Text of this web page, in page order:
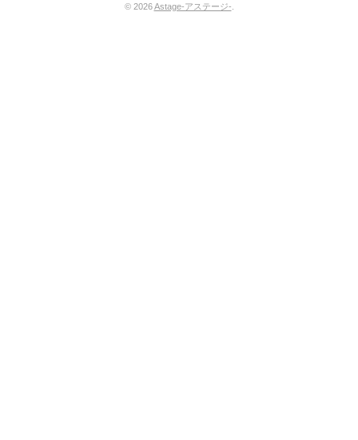
© 2026Astage-アステージ-